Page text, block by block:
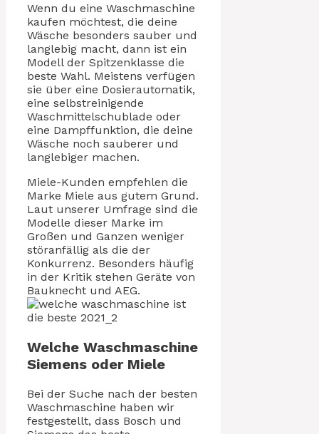
Wenn du eine Waschmaschine
kaufen möchtest, die deine
Wäsche besonders sauber und
langlebig macht, dann ist ein
Modell der Spitzenklasse die
beste Wahl. Meistens verfügen
sie über eine Dosierautomatik,
eine selbstreinigende
Waschmittelschublade oder
eine Dampffunktion, die deine
Wäsche noch sauberer und
langlebiger machen.
Miele-Kunden empfehlen die
Marke Miele aus gutem Grund.
Laut unserer Umfrage sind die
Modelle dieser Marke im
Großen und Ganzen weniger
störanfällig als die der
Konkurrenz. Besonders häufig
in der Kritik stehen Geräte von
Bauknecht und AEG.
Welche Waschmaschine
Siemens oder Miele
Bei der Suche nach der besten
Waschmaschine haben wir
festgestellt, dass Bosch und